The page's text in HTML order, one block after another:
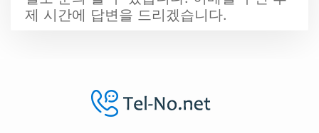
제 시간에 답변을 드리겠습니다.